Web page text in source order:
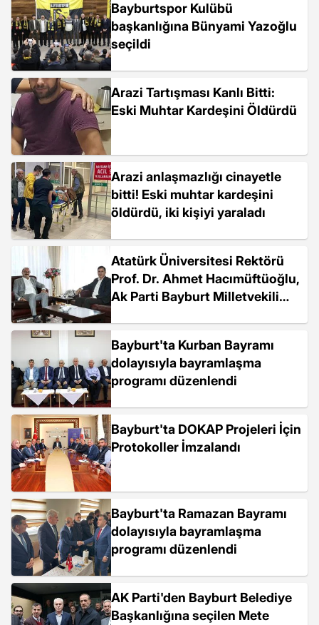
Bayburtspor Kulübü
başkanlığına Bünyami Yazoğlu
seçildi
Arazi Tartışması Kanlı Bitti:
Eski Muhtar Kardeşini Öldürdü
Arazi anlaşmazlığı cinayetle
bitti! Eski muhtar kardeşini
öldürdü, iki kişiyi yaraladı
Atatürk Üniversitesi Rektörü
Prof. Dr. Ahmet Hacımüftüoğlu,
Ak Parti Bayburt Milletvekili
Bayburt'ta Kurban Bayramı
dolayısıyla bayramlaşma
programı düzenlendi
Bayburt'ta DOKAP Projeleri İçin
Protokoller İmzalandı
Bayburt'ta Ramazan Bayramı
dolayısıyla bayramlaşma
programı düzenlendi
AK Parti'den Bayburt Belediye
Başkanlığına seçilen Mete